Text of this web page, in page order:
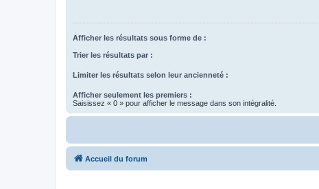
Afficher les résultats sous forme de :
Trier les résultats par :
Limiter les résultats selon leur ancienneté :
Afficher seulement les premiers :
Saisissez « 0 » pour afficher le message dans son intégralité.
Accueil du forum